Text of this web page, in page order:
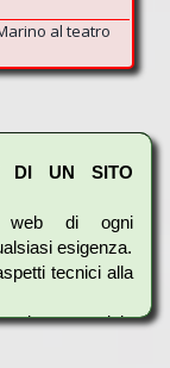
al teatro
DI UN SITO
web di ogni
esigenza.
tecnici alla
esercizio